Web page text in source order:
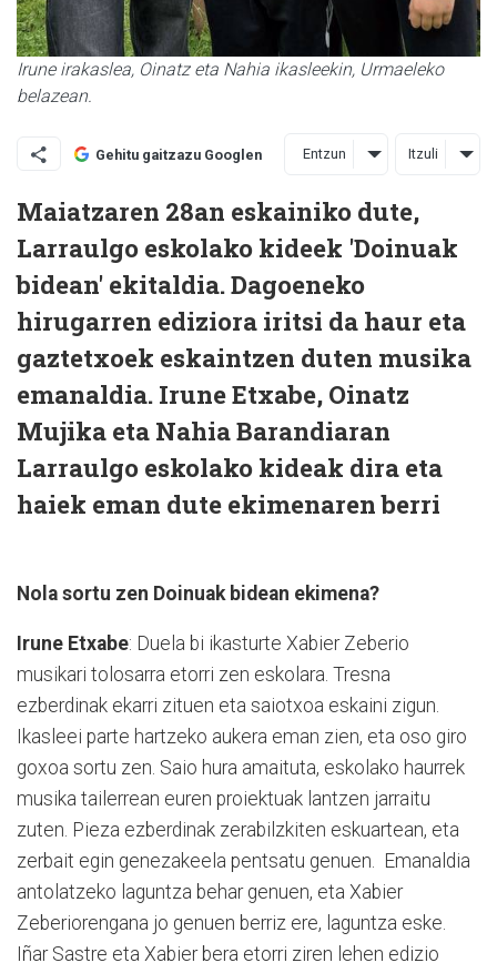
Irune irakaslea, Oinatz eta Nahia ikasleekin, Urmaeleko
belazean.
Gehitu gaitzazu Googlen Entzun Itzuli
Maiatzaren 28an eskainiko dute,
Larraulgo eskolako kideek 'Doinuak
bidean' ekitaldia. Dagoeneko
hirugarren ediziora iritsi da haur eta
gaztetxoek eskaintzen duten musika
emanaldia. Irune Etxabe, Oinatz
Mujika eta Nahia Barandiaran
Larraulgo eskolako kideak dira eta
haiek eman dute ekimenaren berri
Nola sortu zen Doinuak bidean ekimena?
Irune Etxabe: Duela bi ikasturte Xabier Zeberio
musikari tolosarra etorri zen eskolara. Tresna
ezberdinak ekarri zituen eta saiotxoa eskaini zigun.
Ikasleei parte hartzeko aukera eman zien, eta oso giro
goxoa sortu zen. Saio hura amaituta, eskolako haurrek
musika tailerrean euren proiektuak lantzen jarraitu
zuten. Pieza ezberdinak zerabilzkiten eskuartean, eta
zerbait egin genezakeela pentsatu genuen. Emanaldia
antolatzeko laguntza behar genuen, eta Xabier
Zeberiorengana jo genuen berriz ere, laguntza eske.
Iñar Sastre eta Xabier bera etorri ziren lehen edizio